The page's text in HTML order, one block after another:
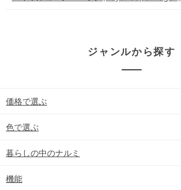
ジャンルから探す
価格で選ぶ
色で選ぶ
暮らしの中のナルミ
機能